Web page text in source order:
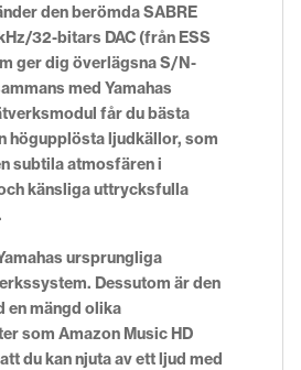
den berömda SABRE
32-bitars DAC (från ESS
ger dig överlägsna S/N-
med Yamahas
får du bästa
högupplösta ljudkällor, som
subtila atmosfären i
känsliga uttrycksfulla
ursprungliga
Dessutom är den
en mängd olika
som Amazon Music HD
du kan njuta av ett ljud med